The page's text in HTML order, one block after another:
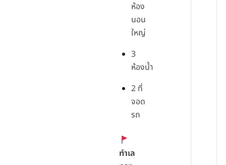
ห้อง
นอน
ใหญ่
3
ห้องน้ำ
2 ที่
จอด
รถ
ทำเล